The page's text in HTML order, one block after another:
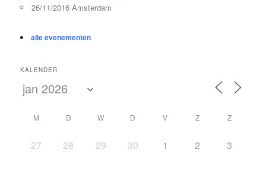
26/11/2016 Amsterdam
alle evenementen
KALENDER
M D W D V Z Z
27 28 29 30 1 2 3